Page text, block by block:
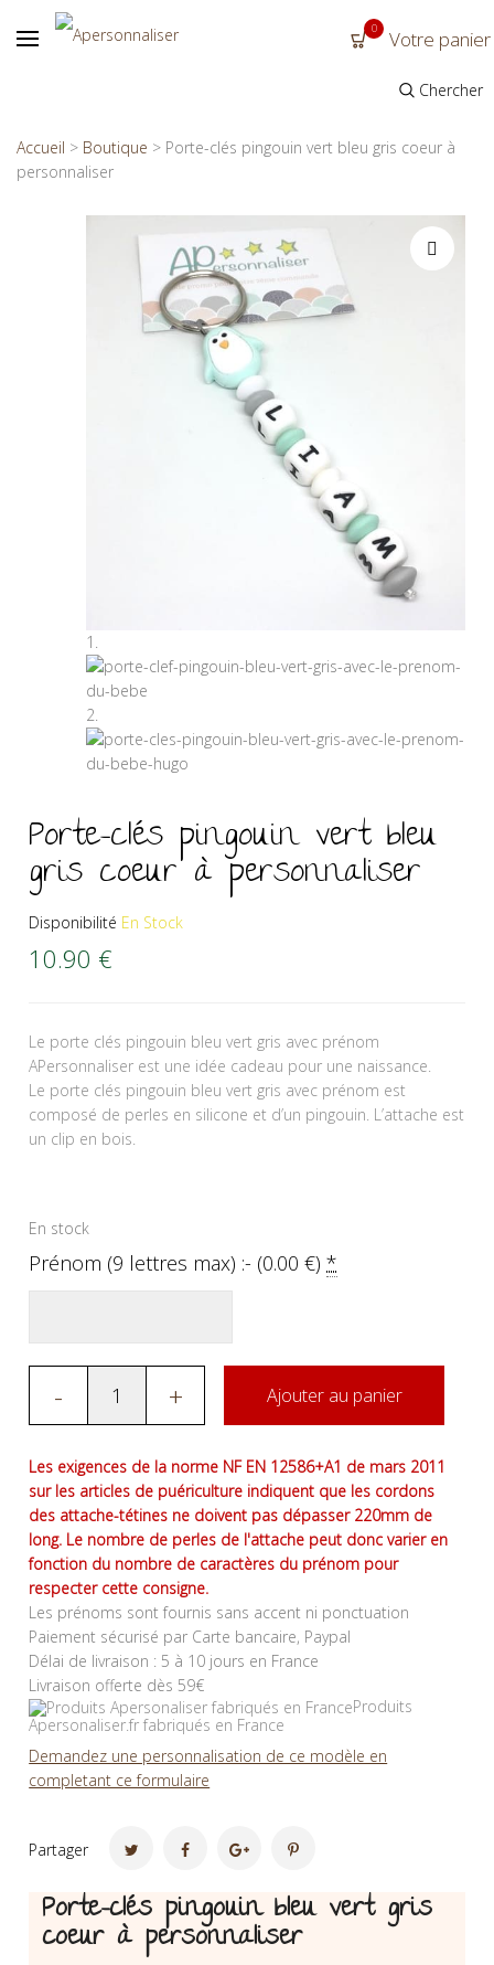
0 Votre panier
Chercher
Accueil > Boutique > Porte-clés pingouin vert bleu gris coeur à
personnaliser
Porte-clés pingouin vert bleu
gris coeur à personnaliser
Disponibilité En Stock
10.90 €
Le porte clés pingouin bleu vert gris avec prénom
APersonnaliser est une idée cadeau pour une naissance.
Le porte clés pingouin bleu vert gris avec prénom est
composé de perles en silicone et d’un pingouin. L’attache est
un clip en bois.
En stock
Prénom (9 lettres max) :- (0.00€)*
- + Ajouter au panier
Les exigences de la norme NF EN 12586+A1 de mars 2011
sur les articles de puériculture indiquent que les cordons
des attache-tétines ne doivent pas dépasser 220mm de
long. Le nombre de perles de l'attache peut donc varier en
fonction du nombre de caractères du prénom pour
respecter cette consigne.
Les prénoms sont fournis sans accent ni ponctuation
Paiement sécurisé par Carte bancaire, Paypal
Délai de livraison : 5 à 10 jours en France
Livraison offerte dès 59€
Produits
Apersonaliser.fr fabriqués en France
Demandez une personnalisation de ce modèle en
completant ce formulaire
Partager
Porte-clés pingouin bleu vert gris
coeur à personnaliser